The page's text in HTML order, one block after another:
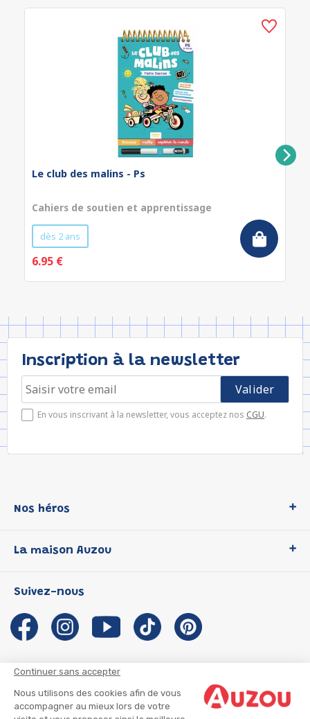
Continuer sans accepter
Nous utilisons des cookies afin de vous
accompagner au mieux lors de votre
Le club des malins - Ps
Cahiers de soutien et apprentissage
dès 2 ans
6.95 €
Inscription à la newsletter
En vous inscrivant à la newsletter, vous acceptez nos CGU.
Nos héros
P'tit Loup
Les Influenceuses
Migali
Petite Taupe
La maison Auzou
Notre histoire
Auzou s'engage
Auteurs et illustrateurs Auzou
Suivre mon colis
Suivez-nous
CGU